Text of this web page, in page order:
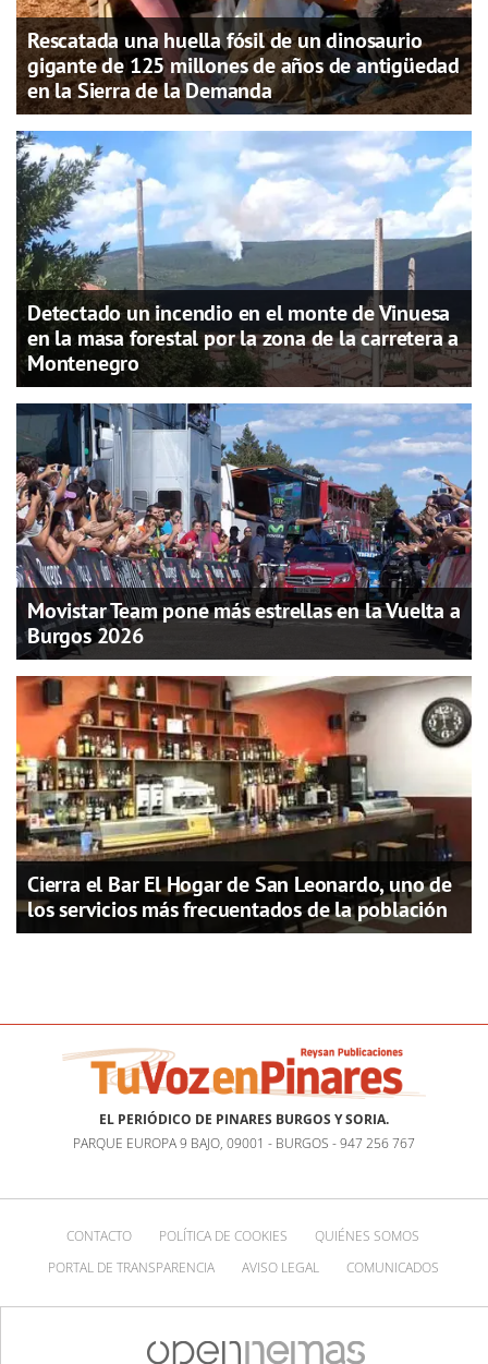
Rescatada una huella fósil de un dinosaurio
gigante de 125 millones de años de antigüedad
en la Sierra de la Demanda
Detectado un incendio en el monte de Vinuesa
en la masa forestal por la zona de la carretera a
Montenegro
Movistar Team pone más estrellas en la Vuelta a
Burgos 2026
Cierra el Bar El Hogar de San Leonardo, uno de
los servicios más frecuentados de la población
EL PERIÓDICO DE PINARES BURGOS Y SORIA.
PARQUE EUROPA 9 BAJO, 09001 - BURGOS - 947 256 767
CONTACTO POLÍTICA DE COOKIES
QUIÉNES SOMOS
PORTAL DE TRANSPARENCIA
AVISO LEGAL COMUNICADOS